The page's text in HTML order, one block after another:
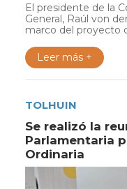
El presidente de la
General, Raúl von
marco del proyecto
Leer más +
TOLHUIN
Se realizó la
Parlamentaria
Ordinaria